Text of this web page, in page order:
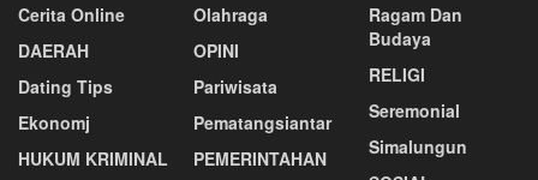
Cerita Online
DAERAH
Dating Tips
Ekonomj
HUKUM KRIMINAL
Olahraga
OPINI
Pariwisata
Pematangsiantar
PEMERINTAHAN
Ragam Dan
Budaya
RELIGI
Seremonial
Simalungun